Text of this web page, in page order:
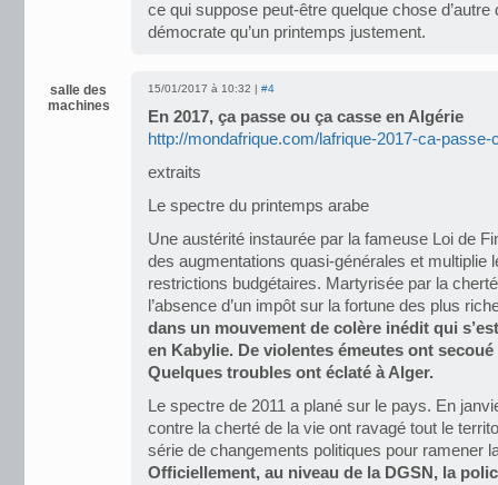
ce qui suppose peut-être quelque chose
démocrate qu’un printemps justement.
salle des
machines
15/01/2017 à 10:32 | #4
En 2017, ça passe ou ça casse en Algérie
http://mondafrique.com/lafrique-2017-ca-
extraits
Le spectre du printemps arabe
Une austérité instaurée par la fameuse Loi de
des augmentations quasi-générales et multiplie
restrictions budgétaires. Martyrisée par la
l’absence d’un impôt sur la fortune des plus
dans un mouvement de colère inédit qui
en Kabylie. De violentes émeutes ont
Quelques troubles ont éclaté à Alger.
Le spectre de 2011 a plané sur le pays. En
contre la cherté de la vie ont ravagé tout le
série de changements politiques pour ramener
Officiellement, au niveau de la DGSN, la